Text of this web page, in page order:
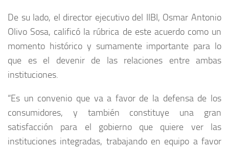
De su lado, el director ejecutivo del IIBI, Osmar Antonio
Olivo Sosa, calificó la rúbrica de este acuerdo como un
momento histórico y sumamente importante para lo
que es el devenir de las relaciones entre ambas
instituciones.
“Es un convenio que va a favor de la defensa de los
consumidores, y también constituye una gran
satisfacción para el gobierno que quiere ver las
instituciones integradas, trabajando en equipo a favor